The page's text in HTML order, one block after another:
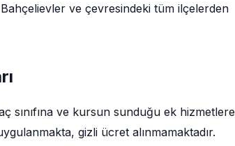
ve çevresindeki tüm ilçelerden
sınıfına ve kursun sunduğu ek hizmetlere
gizli ücret alınmamaktadır.